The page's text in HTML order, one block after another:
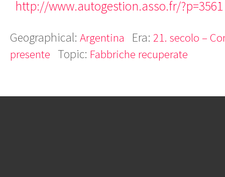
http://www.autogestion.asso.fr/?p=3561
Geographical: Argentina Era: 21. secolo –
presente Topic: Fabbriche recuperate